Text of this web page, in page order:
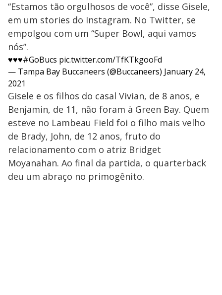
“Estamos tão orgulhosos de você”, disse Gisele,
em um stories do Instagram. No Twitter, se
empolgou com um “Super Bowl, aqui vamos
nós”.
♥️♥️♥️#GoBucs pic.twitter.com/TfKTkgooFd
— Tampa Bay Buccaneers (@Buccaneers) January 24,
2021
Gisele e os filhos do casal Vivian, de 8 anos, e
Benjamin, de 11, não foram à Green Bay. Quem
esteve no Lambeau Field foi o filho mais velho
de Brady, John, de 12 anos, fruto do
relacionamento com o atriz Bridget
Moyanahan. Ao final da partida, o quarterback
deu um abraço no primogênito.